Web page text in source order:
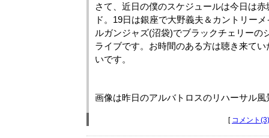
さて、近日の僕のスケジュールは今日は
ド。19日は銀座で大野義夫＆カントリー
ルガンジャズ(沼袋)でブラックチェリーの
ライブです。お時間のある方は聴き来て
いです。
画像は昨日のアルバトロスのリハーサル風
[ コメント(3)